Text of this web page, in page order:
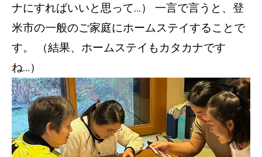
ナにすればいいと思って…） 一言で言うと、登
米市の一般のご家庭にホームステイすることで
す。 （結果、ホームステイもカタカナです
ね…）